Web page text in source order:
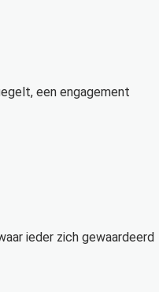
een engagement
ieder zich gewaardeerd